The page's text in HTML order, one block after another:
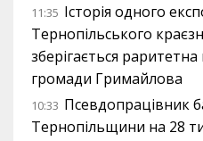
11:35 Історія одного
Тернопільського
зберігається
громади Гримайлова
10:33 Псевдопрацівник
Тернопільщини на 28